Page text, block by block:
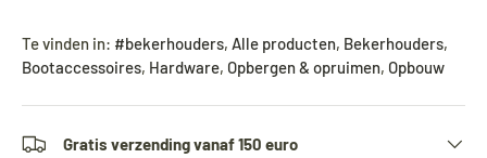
Te vinden in: #bekerhouders, Alle producten, Bekerhouders,
Bootaccessoires, Hardware, Opbergen & opruimen, Opbouw
Gratis verzending vanaf 150 euro